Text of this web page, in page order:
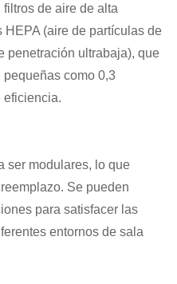
de aire de alta
(aire de partículas de
penetración ultrabaja), que
como 0,3
eficiencia.
ser modulares, lo que
Se pueden
para satisfacer las
entornos de sala